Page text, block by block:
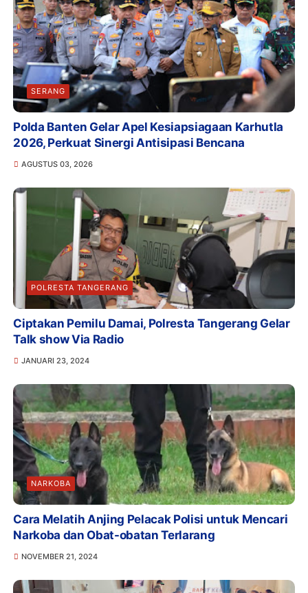
SERANG
Polda Banten Gelar Apel Kesiapsiagaan Karhutla
2026, Perkuat Sinergi Antisipasi Bencana
AGUSTUS 03, 2026
POLRESTA TANGERANG
Ciptakan Pemilu Damai, Polresta Tangerang Gelar
Talk show Via Radio
JANUARI 23, 2024
NARKOBA
Cara Melatih Anjing Pelacak Polisi untuk Mencari
Narkoba dan Obat-obatan Terlarang
NOVEMBER 21, 2024